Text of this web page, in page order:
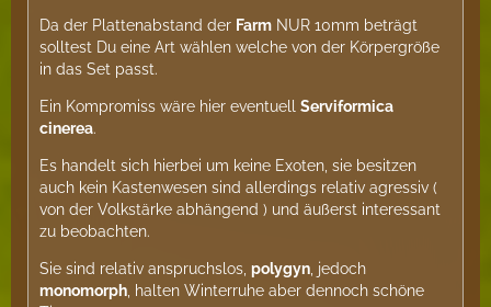
Da der Plattenabstand der Farm NUR 10mm beträgt
solltest Du eine Art wählen welche von der Körpergröße
in das Set passt.
Ein Kompromiss wäre hier eventuell Serviformica
cinerea.
Es handelt sich hierbei um keine Exoten, sie besitzen
auch kein Kastenwesen sind allerdings relativ agressiv (
von der Volkstärke abhängend ) und äußerst interessant
zu beobachten.
Sie sind relativ anspruchslos, polygyn, jedoch
monomorph, halten Winterruhe aber dennoch schöne